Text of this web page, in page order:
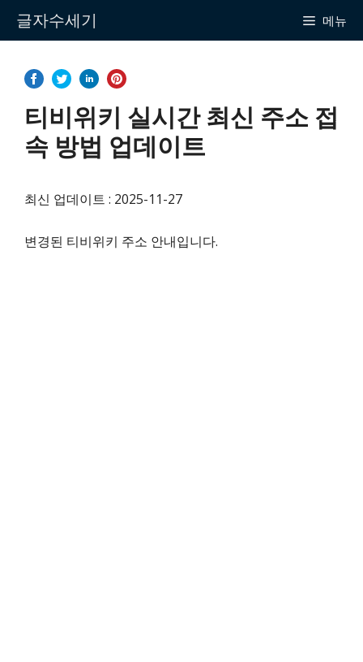
Skip글자수세기 메뉴
티비위키 실시간 최신 주소 접
속 방법 업데이트
최신 업데이트 : 2025-11-27
변경된 티비위키 주소 안내입니다.